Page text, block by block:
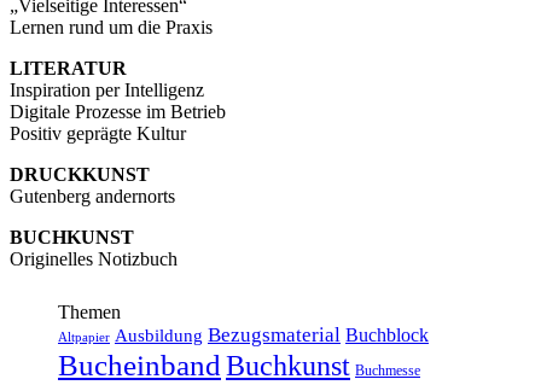
„Vielseitige Interessen“
Lernen rund um die Praxis
LITERATUR
Inspiration per Intelligenz
Digitale Prozesse im Betrieb
Positiv geprägte Kultur
DRUCKKUNST
Gutenberg andernorts
BUCHKUNST
Originelles Notizbuch
Themen
Altpapier Ausbildung Bezugsmaterial Buchblock
BucheinbandBuchkunst Buchmesse